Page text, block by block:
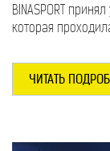
BINASPORT
которая
ЧИТАТЬ